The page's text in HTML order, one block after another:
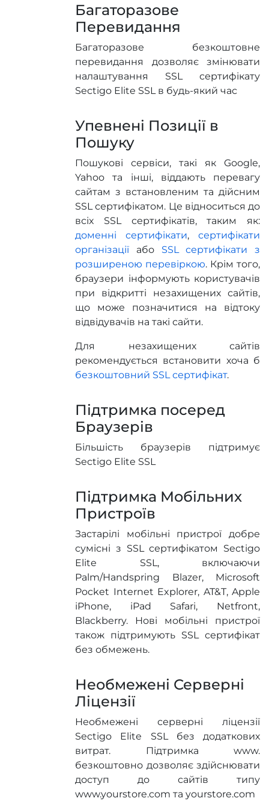
Багаторазове
Перевидання
Багаторазове безкоштовне
перевидання дозволяє змінювати
налаштування SSL сертифікату
Sectigo Elite SSL в будь-який час
Упевнені Позиції в
Пошуку
Пошукові сервіси, такі як Google,
Yahoo та інші, віддають перевагу
сайтам з встановленим та дійсним
SSL сертифікатом. Це відноситься до
всіх SSL сертифікатів, таким як:
доменні сертифікати, сертифікати
організації або SSL сертифікати з
розширеною перевіркою. Крім того,
браузери інформують користувачів
при відкритті незахищених сайтів,
що може позначитися на відтоку
відвідувачів на такі сайти.
Для незахищених сайтів
рекомендується встановити хоча б
безкоштовний SSL сертифікат.
Підтримка посеред
Браузерів
Більшість браузерів підтримує
Sectigo Elite SSL
Підтримка Мобільних
Пристроїв
Застарілі мобільні пристрої добре
сумісні з SSL сертифікатом Sectigo
Elite SSL, включаючи
Palm/Handspring Blazer, Microsoft
Pocket Internet Explorer, AT&T, Apple
iPhone, iPad Safari, Netfront,
Blackberry. Нові мобільні пристрої
також підтримують SSL сертифікат
без обмежень.
Необмежені Серверні
Ліцензії
Необмежені серверні ліцензії
Sectigo Elite SSL без додаткових
витрат. Підтримка www.
безкоштовно дозволяє здійснювати
доступ до сайтів типу
www.yourstore.com та yourstore.com